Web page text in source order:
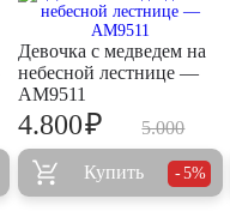
Девочка с медведем на
небесной лестнице —
AM9511
5.000
4.800₽
Купить 5%